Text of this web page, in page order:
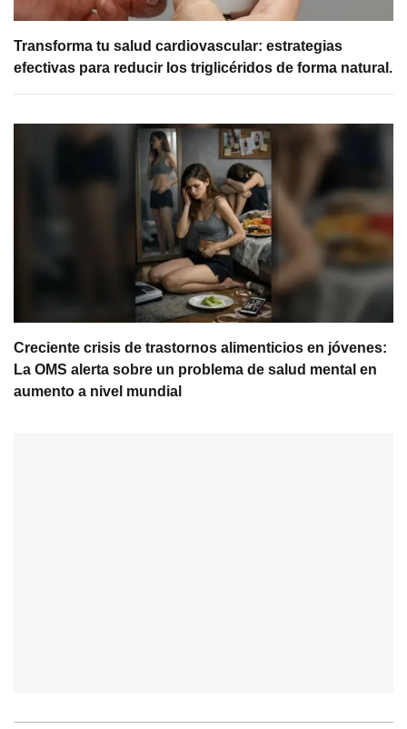
Transforma tu salud cardiovascular: estrategias
efectivas para reducir los triglicéridos de forma natural.
Creciente crisis de trastornos alimenticios en jóvenes:
La OMS alerta sobre un problema de salud mental en
aumento a nivel mundial